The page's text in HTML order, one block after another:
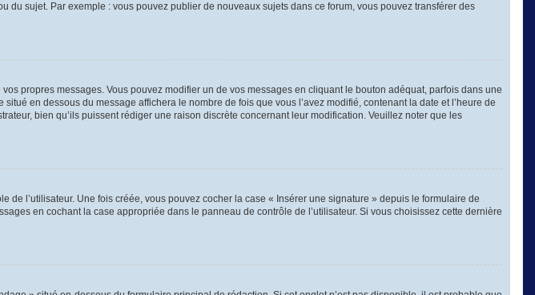
sujet. Par exemple : vous pouvez publier de nouveaux sujets dans ce forum, vous pouvez transférer des
propres messages. Vous pouvez modifier un de vos messages en cliquant le bouton adéquat, parfois dans une
en dessous du message affichera le nombre de fois que vous l’avez modifié, contenant la date et l’heure de
bien qu’ils puissent rédiger une raison discrète concernant leur modification. Veuillez noter que les
l’utilisateur. Une fois créée, vous pouvez cocher la case « Insérer une signature » depuis le formulaire de
en cochant la case appropriée dans le panneau de contrôle de l’utilisateur. Si vous choisissez cette dernière